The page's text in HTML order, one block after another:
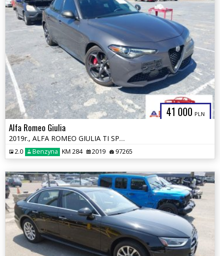
41 000 PLN
Alfa Romeo Giulia
2019r., ALFA ROMEO GIULIA TI SPORT AWD, 2L, od ubezpieczalni
2.0 Benzyna KM 284 2019 97265